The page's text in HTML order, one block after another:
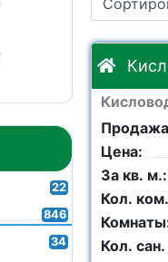
22
846
34
Цена:
За кв. м.:
Кол.
Кол. сан.